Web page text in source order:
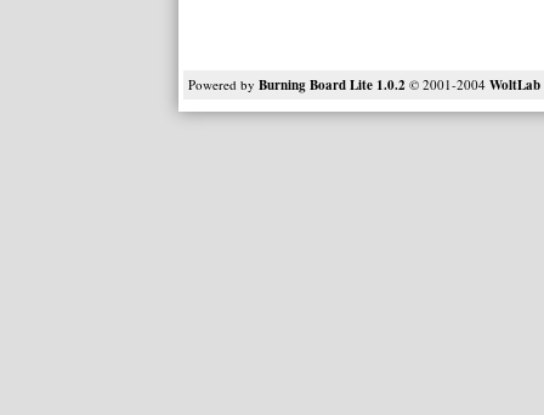
Powered by Burning Board Lite 1.0.2 © 2001-2004 WoltLab